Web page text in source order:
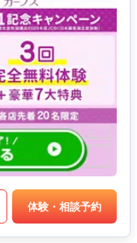
体験・相談予約